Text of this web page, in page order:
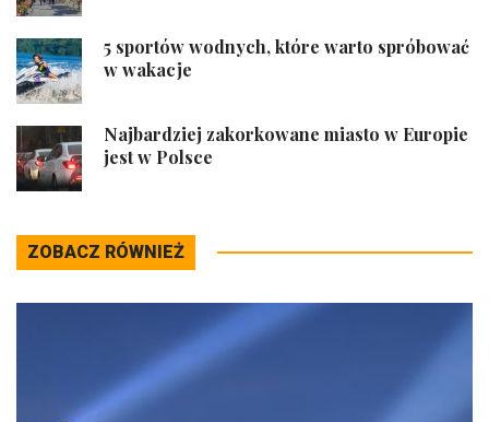
5 sportów wodnych, które warto spróbować
w wakacje
Najbardziej zakorkowane miasto w Europie
jest w Polsce
ZOBACZ RÓWNIEŻ